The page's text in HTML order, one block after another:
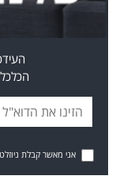
ופנאי
המילון
הכלכלי
אני מאשר קבלת